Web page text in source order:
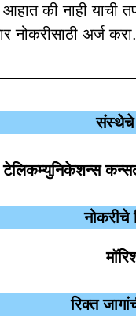
की नाही याची
नोकरीसाठी अर्ज करा.
संस्थेचे
टेलिकम्युनिकेशन्स
नोकरीचे
रिक्त